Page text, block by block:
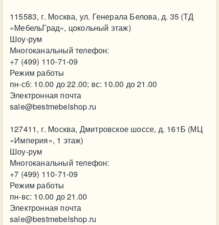
115583, г. Москва, ул. Генерала Белова, д. 35 (ТД
«МебельГрад», цокольный этаж)
Шоу-рум
Многоканальный телефон:
+7 (499) 110-71-09
Режим работы
пн-сб: 10.00 до 22.00; вс: 10.00 до 21.00
Электронная почта
sale@bestmebelshop.ru
127411, г. Москва, Дмитровское шоссе, д. 161Б (МЦ
«Империя», 1 этаж)
Шоу-рум
Многоканальный телефон:
+7 (499) 110-71-09
Режим работы
пн-вс: 10.00 до 21.00
Электронная почта
sale@bestmebelshop.ru